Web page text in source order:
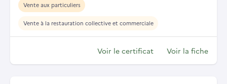
Vente aux particuliers
Vente à la restauration collective et commerciale
Voir le certificat Voir la fiche